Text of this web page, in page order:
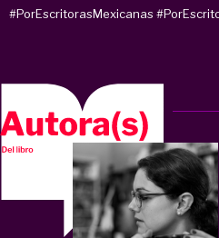
#PorEscritorasMexicanas